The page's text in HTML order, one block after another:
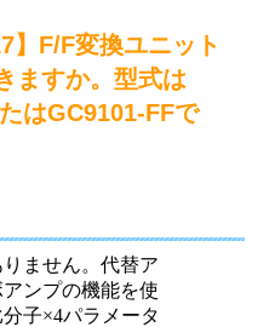
】F/F変換ユニット
ますか。型式は
はGC9101-FFで
ません。代替ア
ンプの機能を使
子×4パラメータ